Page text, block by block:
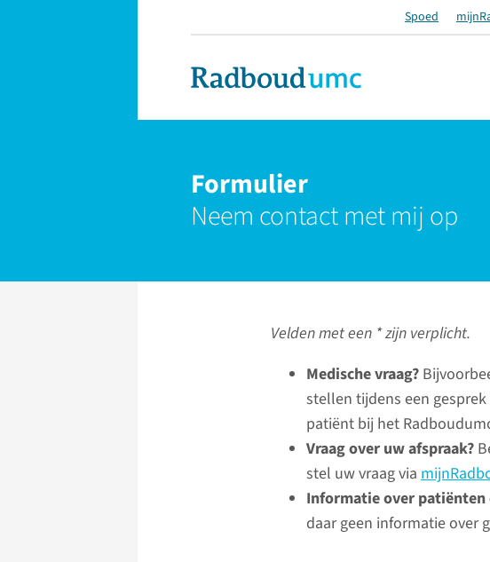
Spoed
Formulier
Neem contact met mij op
Velden met een * zijn verplicht.
Medische vraag?
stellen tijdens een
patiënt bij het
Vraag over uw afspraak?
stel uw vraag via
Informatie over patiënten
daar geen informatie over